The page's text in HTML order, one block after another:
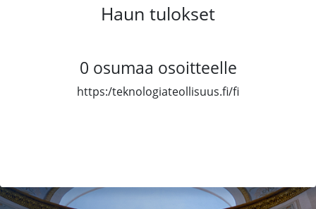
Haun tulokset
0 osumaa osoitteelle
https:/teknologiateollisuus.fi/fi